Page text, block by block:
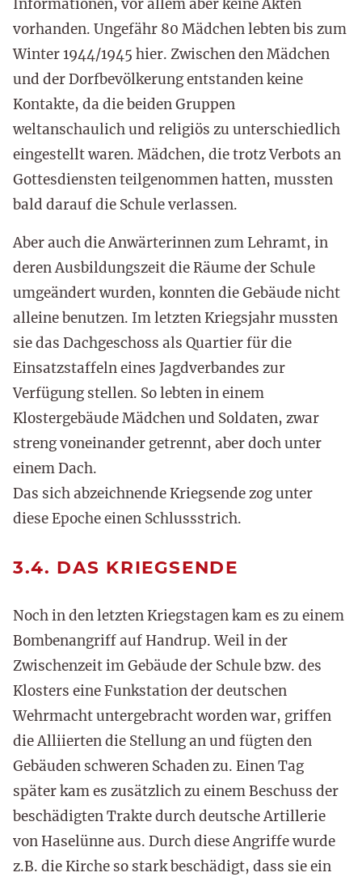
Informationen, vor allem aber keine Akten
vorhanden. Ungefähr 80 Mädchen lebten bis zum
Winter 1944/1945 hier. Zwischen den Mädchen
und der Dorfbevölkerung entstanden keine
Kontakte, da die beiden Gruppen
weltanschaulich und religiös zu unterschiedlich
eingestellt waren. Mädchen, die trotz Verbots an
Gottesdiensten teilgenommen hatten, mussten
bald darauf die Schule verlassen.
Aber auch die Anwärterinnen zum Lehramt, in
deren Ausbildungszeit die Räume der Schule
umgeändert wurden, konnten die Gebäude nicht
alleine benutzen. Im letzten Kriegsjahr mussten
sie das Dachgeschoss als Quartier für die
Einsatzstaffeln eines Jagdverbandes zur
Verfügung stellen. So lebten in einem
Klostergebäude Mädchen und Soldaten, zwar
streng voneinander getrennt, aber doch unter
einem Dach.
Das sich abzeichnende Kriegsende zog unter
diese Epoche einen Schlussstrich.
3.4. DAS KRIEGSENDE
Noch in den letzten Kriegstagen kam es zu einem
Bombenangriff auf Handrup. Weil in der
Zwischenzeit im Gebäude der Schule bzw. des
Klosters eine Funkstation der deutschen
Wehrmacht untergebracht worden war, griffen
die Alliierten die Stellung an und fügten den
Gebäuden schweren Schaden zu. Einen Tag
später kam es zusätzlich zu einem Beschuss der
beschädigten Trakte durch deutsche Artillerie
von Haselünne aus. Durch diese Angriffe wurde
z.B. die Kirche so stark beschädigt, dass sie ein